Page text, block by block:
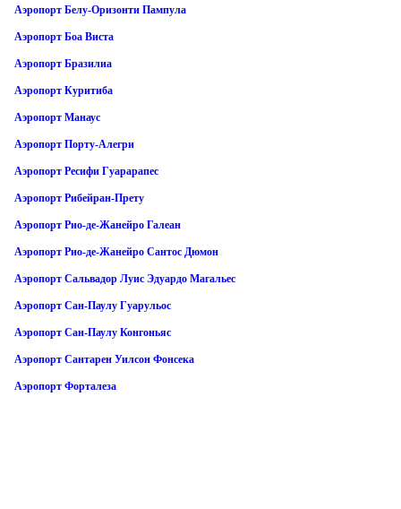
Аэропорт Белу-Оризонти Пампула
Аэропорт Боа Виста
Аэропорт Бразилиа
Аэропорт Куритиба
Аэропорт Манаус
Аэропорт Порту-Алегри
Аэропорт Ресифи Гуарарапес
Аэропорт Рибейран-Прету
Аэропорт Рио-де-Жанейро Галеан
Аэропорт Рио-де-Жанейро Сантос Дюмон
Аэропорт Сальвадор Луис Эдуардо Магальес
Аэропорт Сан-Паулу Гуарульос
Аэропорт Сан-Паулу Конгоньяс
Аэропорт Сантарен Уилсон Фонсека
Аэропорт Форталеза